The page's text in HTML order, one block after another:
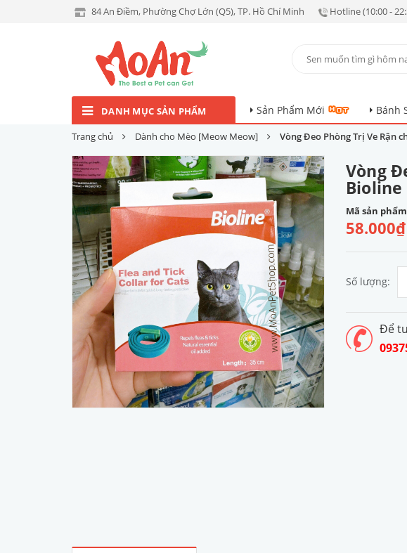
84 An Điềm, Phường Chợ Lớn (Q5), TP. Hồ Chí Minh Hotline (10:00 -
DANH MỤC SẢN PHẨM Sản Phẩm Mới Bánh
Trang chủ Dành cho Mèo [Meow Meow] Vòng Đeo Phòng Trị Ve Rận
Vòng
Mã sản
58.000₫
Số lượng:
Để